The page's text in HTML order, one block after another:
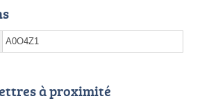
A0O4Z1
à proximité